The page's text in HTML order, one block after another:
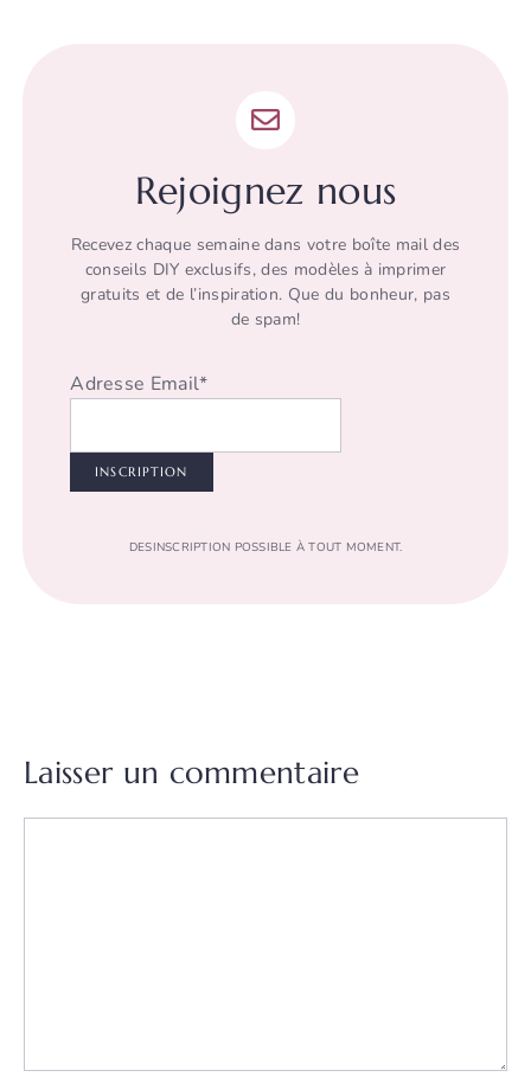
Rejoignez nous
Recevez chaque semaine dans votre boîte mail des
conseils DIY exclusifs, des modèles à imprimer
gratuits et de l’inspiration. Que du bonheur, pas
de spam!
Adresse Email*
DESINSCRIPTION POSSIBLE À TOUT MOMENT.
Laisser un commentaire